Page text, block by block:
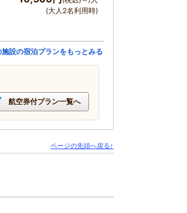
(大人2名利用時)
施設の宿泊プランをもっとみる
航空券付プラン一覧へ
ページの先頭へ戻る↑